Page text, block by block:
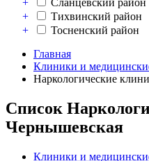
+
Тихвинский район
+
Тосненский район
Главная
Клиники и
Наркологические
Список
Чернышевская
Клиники и